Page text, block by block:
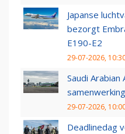
Japanse
bezorgt
E190-E2
29-07-2026,
Saudi
29-07-2026,
Deadlinedag